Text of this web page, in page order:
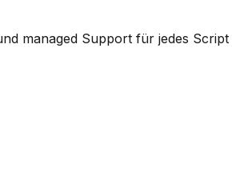
managed Support für jedes Script